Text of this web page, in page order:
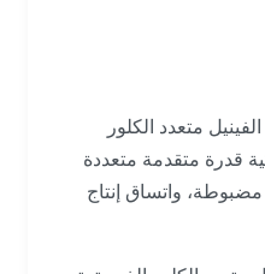
متعدد الكلور
متقدمة متعددة
واتساق إنتاج